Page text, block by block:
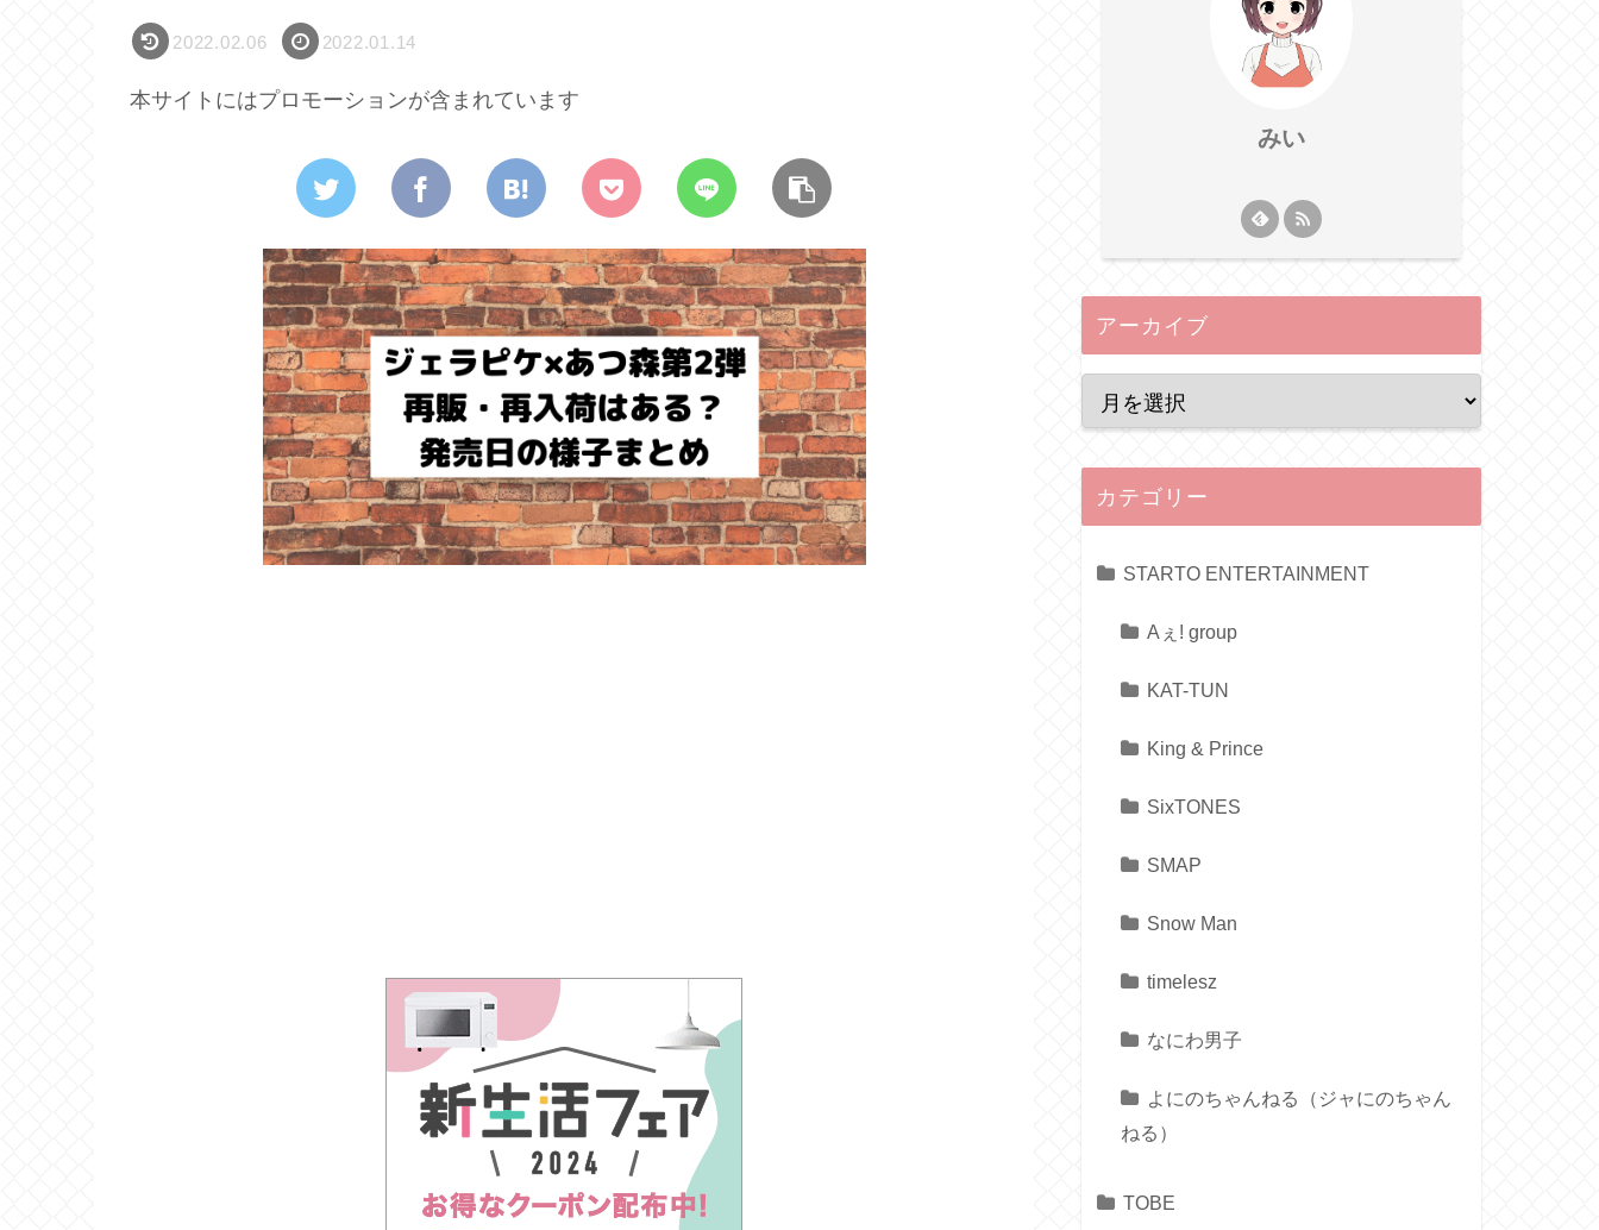
2022.02.06 2022.01.14
本サイトにはプロモーションが含まれています
みい
アーカイブ
カテゴリー
STARTO ENTERTAINMENT
Aぇ! group
KAT-TUN
King & Prince
SixTONES
SMAP
Snow Man
timelesz
なにわ男子
よにのちゃんねる（ジャにのちゃん
ねる）
TOBE